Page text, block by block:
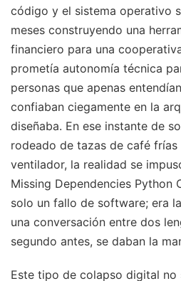
código y el sistema operativo
meses construyendo una
financiero para una
prometía autonomía técnica
personas que apenas
confiaban ciegamente en la
diseñaba. En ese instante de
rodeado de tazas de café
ventilador, la realidad se
Missing Dependencies Python
solo un fallo de software; era
una conversación entre dos
segundo antes, se daban la
Este tipo de colapso digital no